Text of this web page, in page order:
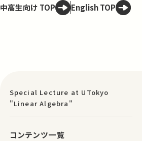
中高生向け TOP English TOP
Special Lecture at UTokyo
"Linear Algebra"
コンテンツ一覧